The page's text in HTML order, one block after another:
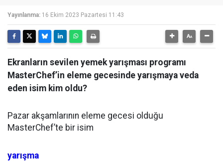
Yayınlanma: 16 Ekim 2023 Pazartesi 11:43
Ekranların sevilen yemek yarışması programı
MasterChef’in eleme gecesinde yarışmaya veda
eden isim kim oldu?
Pazar akşamlarının eleme gecesi olduğu
MasterChef’te bir isim
yarışma